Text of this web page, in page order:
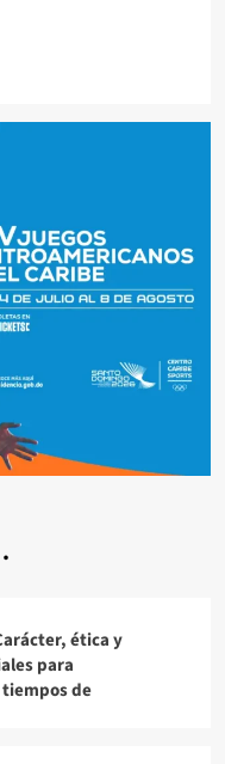
ética y
para
de